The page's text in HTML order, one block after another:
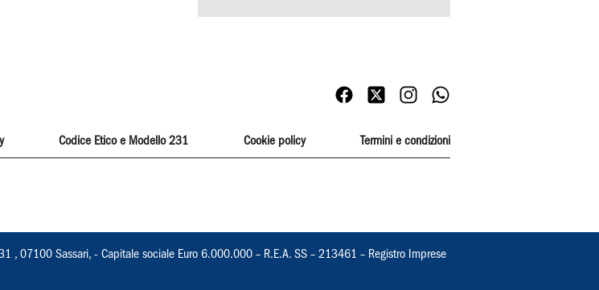
Codice Etico e Modello 231 Cookie policy Termini e condizioni
, 07100 Sassari, - Capitale sociale Euro 6.000.000 – R.E.A. SS – 213461 – Registro Imprese